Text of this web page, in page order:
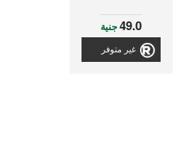
49.0جنية
غير متوفر